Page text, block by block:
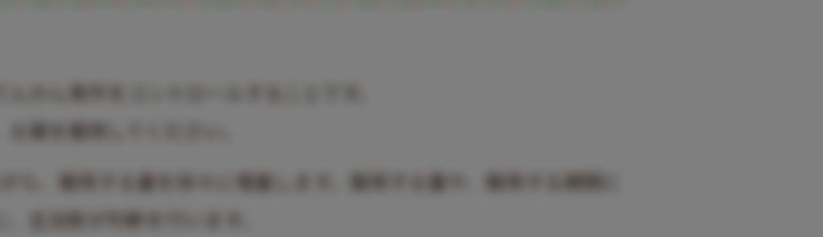
かん発作をコントロールすることです。
薬を服用してください。
ら、服用する量を徐々に増量します。服用する量や、服用する期間に
主治医が判断を行います。